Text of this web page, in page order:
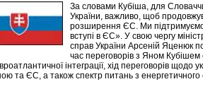
За словами Кубіша, для
України, важливо, щоб
розширення ЄС. Ми
вступі в ЄС». У свою чергу
справ України Арсеній Яценюк
час переговорів з Яном
інтеграції, хід переговорів щодо
та ЄС, а також спектр питань з енергетичного